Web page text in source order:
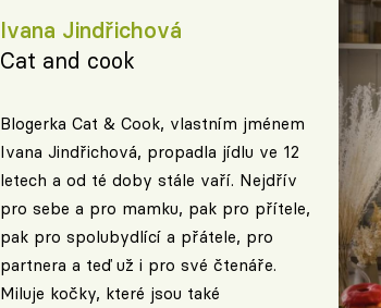
Ivana Jindřichová
Cat and cook
Blogerka Cat & Cook, vlastním jménem
Ivana Jindřichová, propadla jídlu ve 12
letech a od té doby stále vaří. Nejdřív
pro sebe a pro mamku, pak pro přítele,
pak pro spolubydlící a přátele, pro
partnera a teď už i pro své čtenáře.
Miluje kočky, které jsou také